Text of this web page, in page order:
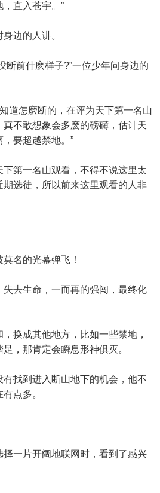
直入苍宇。”
边的人讲。
断前什麽样子?”一位少年问身边的
道怎麽断的，在评为天下第一名山
不敢想象会多麽的磅礴，估计天
要超越禁地。”
第一名山观看，不得不说这里太
选徒，所以前来这里观看的人非
名的光幕弹飞！
去生命，一而再的强闯，最终化
换成其他地方，比如一些禁地，
，那肯定会瞬息形神俱灭。
找到进入断山地下的机会，他不
点多。
一片开阔地联网时，看到了感兴